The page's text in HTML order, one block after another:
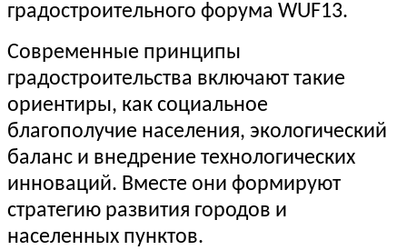
градостроительного форума WUF13.
Современные принципы
градостроительства включают такие
ориентиры, как социальное
благополучие населения, экологический
баланс и внедрение технологических
инноваций. Вместе они формируют
стратегию развития городов и
населенных пунктов.